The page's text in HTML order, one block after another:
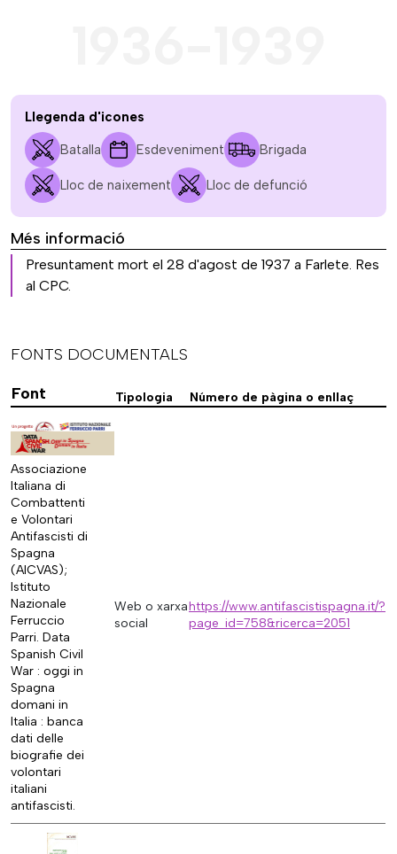
Llegenda d'icones
Batalla Esdeveniment Brigada
Lloc de naixement Lloc de defunció
Més informació
Presuntament mort el 28 d'agost de 1937 a Farlete. Res
al CPC.
FONTS DOCUMENTALS
Font
Tipologia Número de pàgina o enllaç
Associazione
Italiana di
Combattenti
e Volontari
Antifascisti di
Spagna
(AICVAS);
Istituto
Nazionale
Ferruccio
Parri. Data
Spanish Civil
War : oggi in
Spagna
domani in
Italia : banca
dati delle
biografie dei
volontari
italiani
antifascisti.
Web o xarxa
social
https://www.antifascistispagna.it/?
page_id=758&ricerca=2051